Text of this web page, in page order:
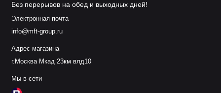
Без перерывов на обед и выходных дней!
Электронная почта
info@mft-group.ru
Адрес магазина
г.Москва Мкад 23км влд10
Мы в сети